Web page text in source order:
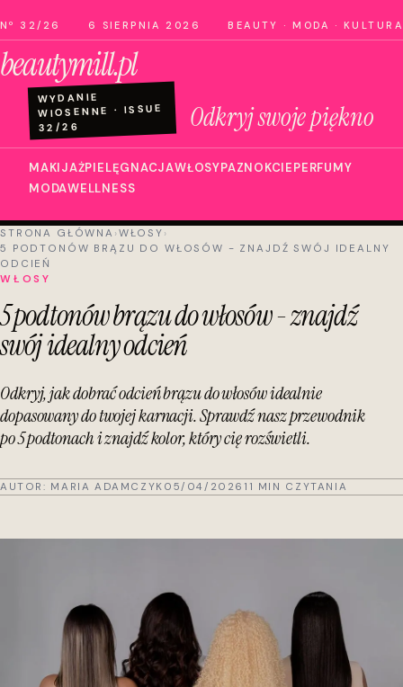
Nº 32/26 6 SIERPNIA 2026 BEAUTY · MODA · KULTURA
beautymill.pl
WYDANIE
WIOSENNE · ISSUE
32/26 Odkryj swoje piękno
MAKIJAŻPIELĘGNACJAWŁOSYPAZNOKCIEPERFUMY
MODAWELLNESS
STRONA GŁÓWNA › WŁOSY ›
5 PODTONÓW BRĄZU DO WŁOSÓW - ZNAJDŹ SWÓJ IDEALNY
ODCIEŃ
WŁOSY
5 podtonów brązu do włosów - znajdź
swój idealny odcień
Odkryj, jak dobrać odcień brązu do włosów idealnie
dopasowany do twojej karnacji. Sprawdź nasz przewodnik
po 5 podtonach i znajdź kolor, który cię rozświetli.
AUTOR: MARIA ADAMCZYK 05/04/2026 11 MIN CZYTANIA